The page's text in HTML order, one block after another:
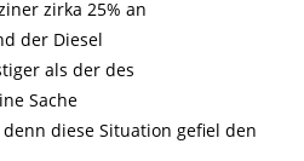
zirka 25% an
der Diesel
als der des
Sache
diese Situation gefiel den